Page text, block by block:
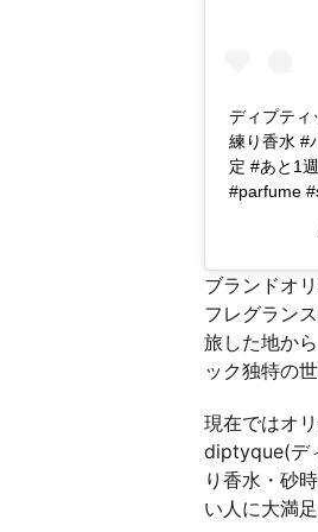
ディプティ
練り香水 #
定 #あと1
#parfume
ブランドオ
フレグラン
旅した地か
ック独特の
現在ではオ
diptyque(デ
り香水・砂
い人に大満